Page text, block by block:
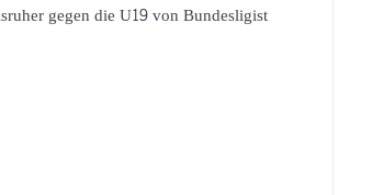
gegen die U19 von Bundesligist